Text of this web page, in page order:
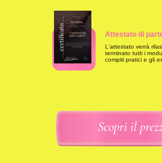
Attestato di
L'attestato verrà
terminato tutti i
compiti pratici e gli